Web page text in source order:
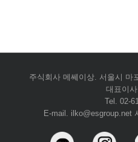
주식회사 메쎄이상. 서울시 마
대표이
Tel. 02-
E-mail. ilko@esgroup.net